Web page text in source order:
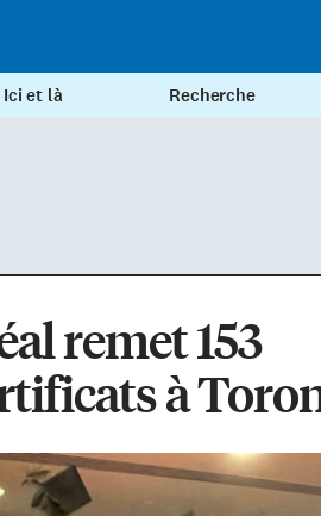
Ici et là Recherche
remet 153
à